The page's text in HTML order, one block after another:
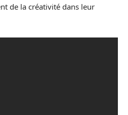
de la créativité dans leur